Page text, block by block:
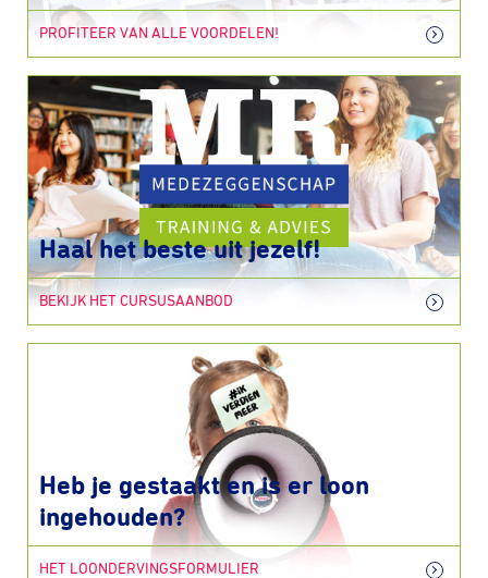
PROFITEER VAN ALLE VOORDELEN!
Haal het beste uit jezelf!
BEKIJK HET CURSUSAANBOD
Heb je gestaakt en is er loon
ingehouden?
HET LOONDERVINGSFORMULIER